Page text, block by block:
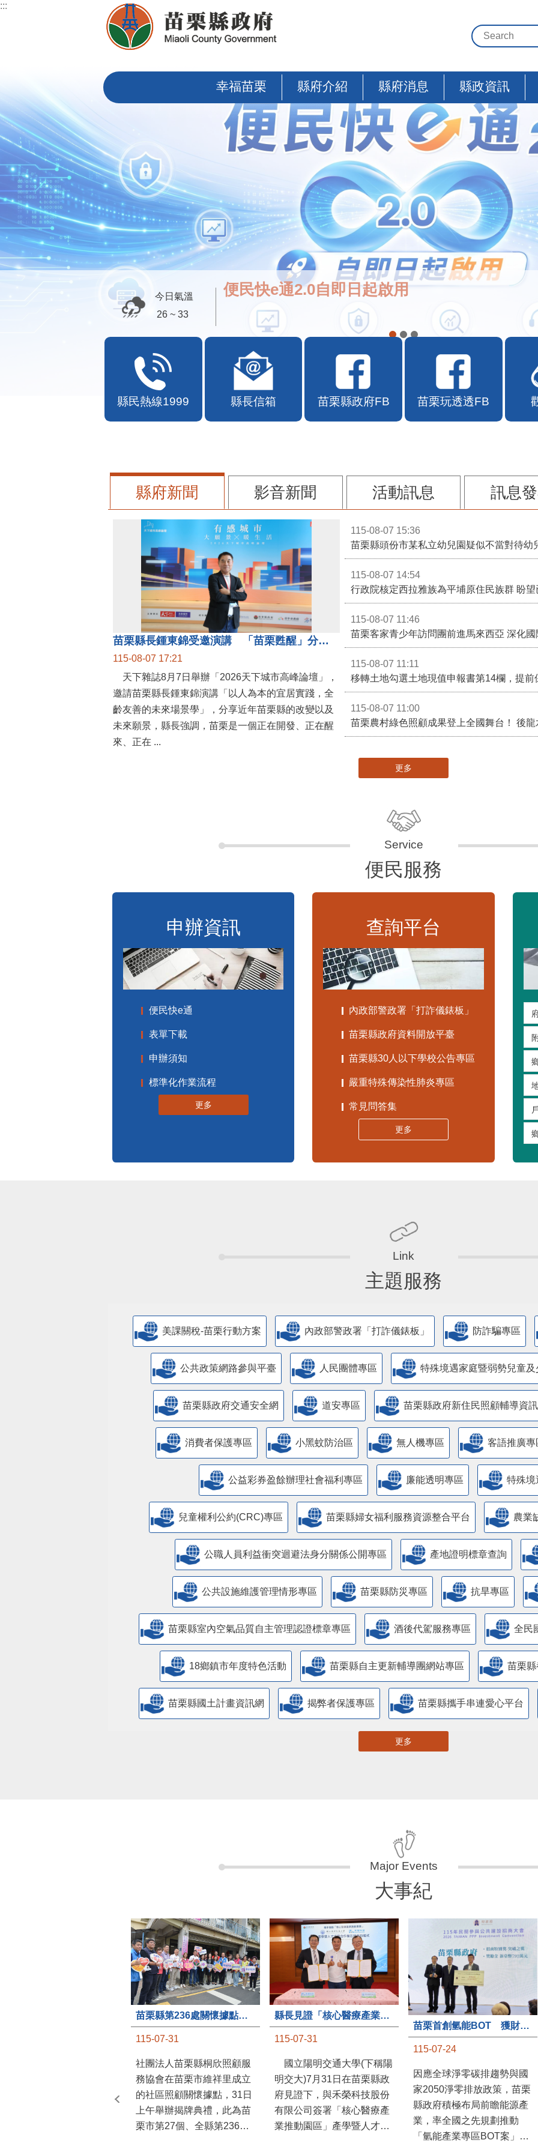
跳到主要內容區塊
:::
幸福苗栗 縣府介紹 縣府消息 縣政資訊
便民快e通2.0自即日起啟用
今日氣溫
26 ~ 33
縣民熱線1999 縣長信箱 苗栗縣政府FB 苗栗玩透透FB
縣府新聞 影音新聞 活動訊息 訊息
苗栗縣長鍾東錦受邀演講 「苗栗甦醒」分享近年轉變
115-08-07 17:21
天下雜誌8月7日舉辦「2026天下城市高峰論壇」，
邀請苗栗縣長鍾東錦演講「以人為本的宜居實踐，全
齡友善的未來場景學」，分享近年苗栗縣的改變以及
未來願景，縣長強調，苗栗是一個正在開發、正在醒
115-08-07 15:36
苗栗縣頭份市某私立幼兒園疑似不當對待幼
115-08-07 14:54
115-08-07 11:46
苗栗客家青少年訪問團前進馬來西亞 深化
115-08-07 11:11
移轉土地勾選土地現值申報書第14欄，提前
115-08-07 11:00
更多
便民服務
申辦資訊
便民快e通
表單下載
申辦須知
標準化作業流程
更多
查詢平台
內政部警政署「打詐儀錶板」
苗栗縣政府資料開放平臺
苗栗縣30人以下學校公告專區
嚴重特殊傳染性肺炎專區
常見問答集
更多
主題服務
美課關稅-苗栗行動方案 內政部警政署「打詐儀錶板」 防詐騙專區
公共政策網路參與平臺 人民團體專區 特殊境遇家庭暨弱勢兒童
苗栗縣政府交通安全網 道安專區 苗栗縣政府新住民照顧輔導資
消費者保護專區 小黑蚊防治區 無人機專區 客語推廣專
公益彩券盈餘辦理社會福利專區 廉能透明專區 特殊境
兒童權利公約(CRC)專區 苗栗縣婦女福利服務資源整合平台 農業
公職人員利益衝突迴避法身分關係公開專區 產地證明標章查詢
​公共設施維護管理情形專區 苗栗縣防災專區 抗旱專區
苗栗縣室內空氣品質自主管理認證標章專區 酒後代駕服務專區 全民
18鄉鎮市年度特色活動 苗栗縣自主更新輔導團網站專區 苗栗
苗栗縣國土計畫資訊網 揭弊者保護專區 苗栗縣攜手串連愛心平台
更多
大事紀
苗栗縣第236處關懷據點在苗栗市維祥里揭牌
115-07-31
社團法人苗栗縣桐欣照顧服
務協會在苗栗市維祥里成立
的社區照顧關懷據點，31日
上午舉辦揭牌典禮，此為苗
栗市第27個、全縣第236處
115-07-31
國立陽明交通大學(下稱陽
明交大)7月31日在苗栗縣政
府見證下，與禾榮科技股份
有限公司簽署「核心醫療產
業推動園區」產學暨人才培
苗栗首創氫能BOT 獲財政部「突破之翼」肯定
115-07-24
因應全球淨零碳排趨勢與國
家2050淨零排放政策，苗栗
縣政府積極布局前瞻能源產
業，率全國之先規劃推動
「氫能產業專區BOT案」，